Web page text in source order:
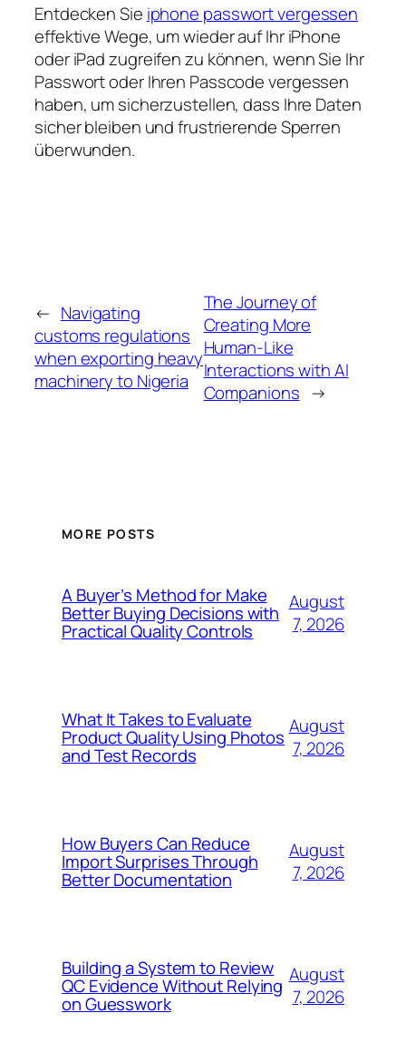
Entdecken Sie iphone passwort vergessen
effektive Wege, um wieder auf Ihr iPhone
oder iPad zugreifen zu können, wenn Sie Ihr
Passwort oder Ihren Passcode vergessen
haben, um sicherzustellen, dass Ihre Daten
sicher bleiben und frustrierende Sperren
überwunden.
← Navigating
customs regulations
when exporting heavy
machinery to Nigeria
The Journey of
Creating More
Human-Like
Interactions with AI
Companions →
MORE POSTS
A Buyer’s Method for Make
Better Buying Decisions with
Practical Quality Controls
August
7, 2026
What It Takes to Evaluate
Product Quality Using Photos
and Test Records
August
7, 2026
How Buyers Can Reduce
Import Surprises Through
Better Documentation
August
7, 2026
Building a System to Review
QC Evidence Without Relying
on Guesswork
August
7, 2026